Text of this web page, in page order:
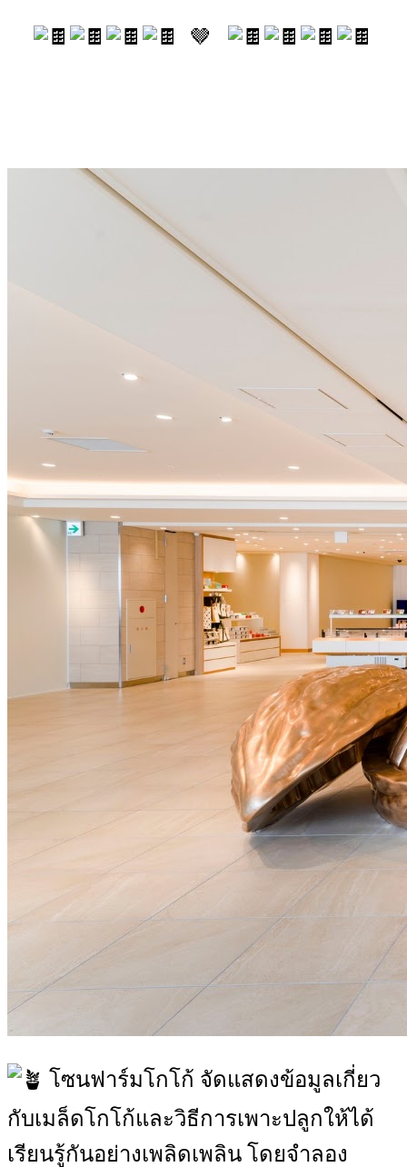
🤎
โซนฟาร์มโกโก้ จัดแสดงข้อมูลเกี่ยว
กับเมล็ดโกโก้และวิธีการเพาะปลูกให้ได้
เรียนรู้กันอย่างเพลิดเพลิน โดยจำลอง